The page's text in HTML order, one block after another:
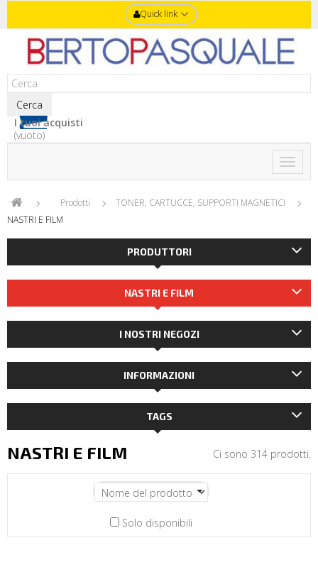
Quick link
Cerca
I tuoi acquisti
(vuoto)
Toggle
Prodotti
TONER, CARTUCCE, SUPPORTI MAGNETICI
NASTRI E FILM
PRODUTTORI
NASTRI E FILM
I NOSTRI NEGOZI
INFORMAZIONI
TAGS
NASTRI E FILM Ci sono 314 prodotti.
Solo disponibili